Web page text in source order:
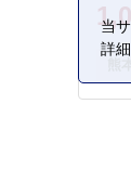
当
詳